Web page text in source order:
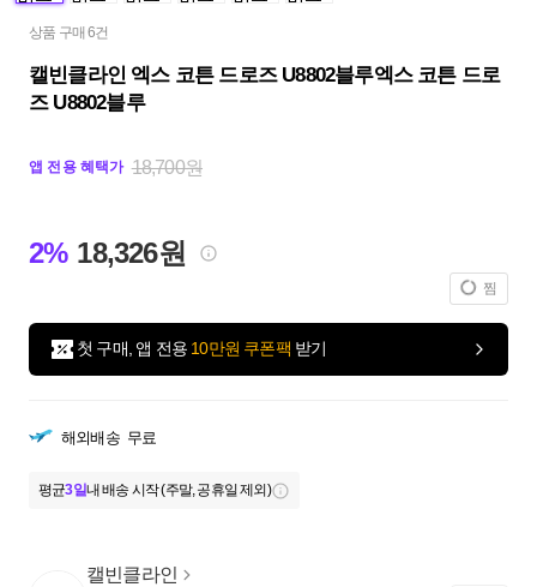
상품 구매 6건
캘빈클라인 엑스 코튼 드로즈 U8802블루엑스 코튼 드로
즈 U8802블루
앱 전용 혜택가 18,700원
2% 18,326원
찜
첫 구매, 앱 전용 10만원 쿠폰팩 받기
해외배송 무료
평균3일내 배송 시작 (주말, 공휴일 제외)
캘빈클라인